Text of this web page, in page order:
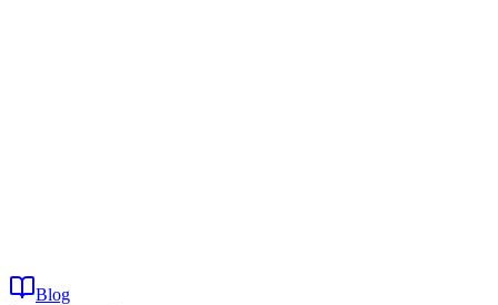
Blog